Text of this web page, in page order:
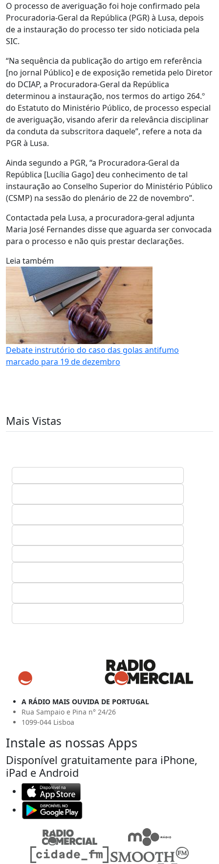
O processo de averiguação foi hoje confirmado pela
Procuradoria-Geral da República (PGR) à Lusa, depois
de a instauração do processo ter sido noticiada pela
SIC.
“Na sequência da publicação do artigo em referência
[no jornal Público] e de exposição remetida pelo Diretor
do DCIAP, a Procuradora-Geral da República
determinou a instauração, nos termos do artigo 264.º
do Estatuto do Ministério Público, de processo especial
de averiguação, visando aferir da relevância disciplinar
da conduta da subscritora daquele”, refere a nota da
PGR à Lusa.
Ainda segundo a PGR, “a Procuradora-Geral da
República [Lucília Gago] deu conhecimento de tal
instauração ao Conselho Superior do Ministério Público
(CSMP) na sessão do plenário de 22 de novembro”.
Contactada pela Lusa, a procuradora-geral adjunta
Maria José Fernandes disse que aguarda ser convocada
para o processo e não quis prestar declarações.
Leia também
Debate instrutório do caso das golas antifumo
marcado para 19 de dezembro
Mais Vistas
A RÁDIO MAIS OUVIDA DE PORTUGAL
Rua Sampaio e Pina n° 24/26
1099-044 Lisboa
Instale as nossas Apps
Disponível gratuitamente para iPhone,
iPad e Android